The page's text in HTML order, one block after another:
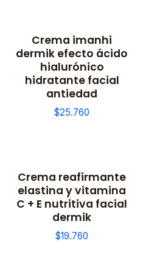
Crema imanhi
dermik efecto ácido
hialurónico
hidratante facial
antiedad
$25.760
Crema reafirmante
elastina y vitamina
C + E nutritiva facial
dermik
$19.760